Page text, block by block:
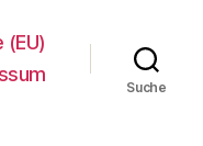
(EU)
Suche